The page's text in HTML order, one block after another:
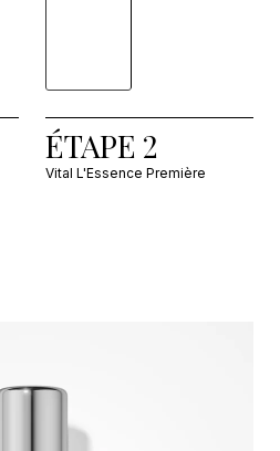
ÉTAPE 2
Vital L'Essence Première